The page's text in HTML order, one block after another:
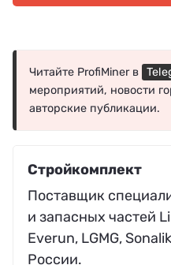
Читайте ProfiMiner в
мероприятий, новости
авторские публикации.
Стройкомплект
Поставщик
и запасных частей
Everun, LGMG,
России.